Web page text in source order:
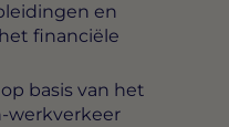
en
financiële
basis van het
werkverkeer